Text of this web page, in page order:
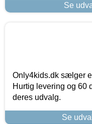
Se
Only4kids.dk sælger
Hurtig levering og 60
deres udvalg.
Se